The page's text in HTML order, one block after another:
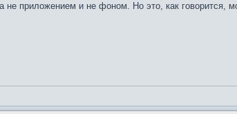
не приложением и не фоном. Но это, как говорится,